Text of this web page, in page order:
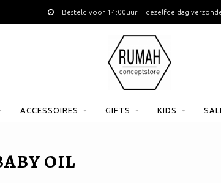
Besteld voor 14:00uur = dezelfde dag
ACCESSOIRES GIFTS KIDS
OIL